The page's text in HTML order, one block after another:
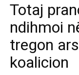
Totaj
ndihmoi
tregon
koalicion